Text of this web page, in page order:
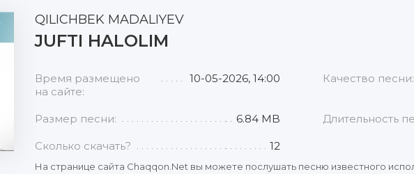
QILICHBEK MADALIYEV
JUFTI HALOLIM
Время размещено
на сайте:
10-05-2026, 14:00 Качество песни:
Размер песни: 6.84 MB Длительность
Сколько скачать? 12
На странице сайта Chaqqon.Net вы можете послушать песню известного